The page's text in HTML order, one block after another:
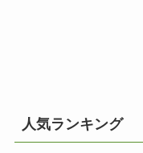
人気ランキング